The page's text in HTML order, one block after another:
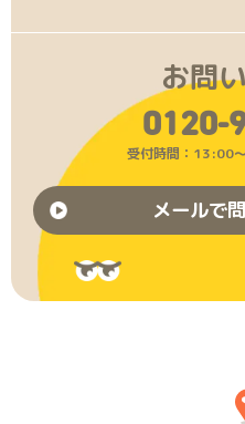
お問
0120-
受付時間：13:00
メールで